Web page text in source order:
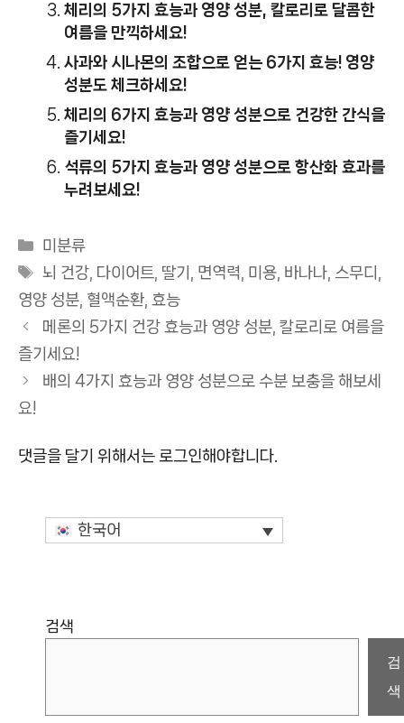
체리의 5가지 효능과 영양 성분, 칼로리로 달콤한
여름을 만끽하세요!
사과와 시나몬의 조합으로 얻는 6가지 효능! 영양
성분도 체크하세요!
체리의 6가지 효능과 영양 성분으로 건강한 간식을
즐기세요!
석류의 5가지 효능과 영양 성분으로 항산화 효과를
누려보세요!
카
테
리
미분류
태
그
뇌 건강 다이어트 딸기 면역력 미용 바나나 스무디
영양 성분 혈액순환 효능
메론의 5가지 건강 효능과 영양 성분, 칼로리로 여름을
즐기세요!
배의 4가지 효능과 영양 성분으로 수분 보충을 해보세
요!
댓글을 달기 위해서는 로그인해야합니다.
한국어
검색
검
색